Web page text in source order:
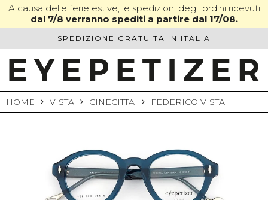
SkipA causa delle ferie estive, le spedizioni degli ordini ricevuti
dal 7/8 verranno spediti a partire dal 17/08.
SPEDIZIONE GRATUITA IN ITALIA
HOME VISTA CINECITTA' FEDERICO VISTA